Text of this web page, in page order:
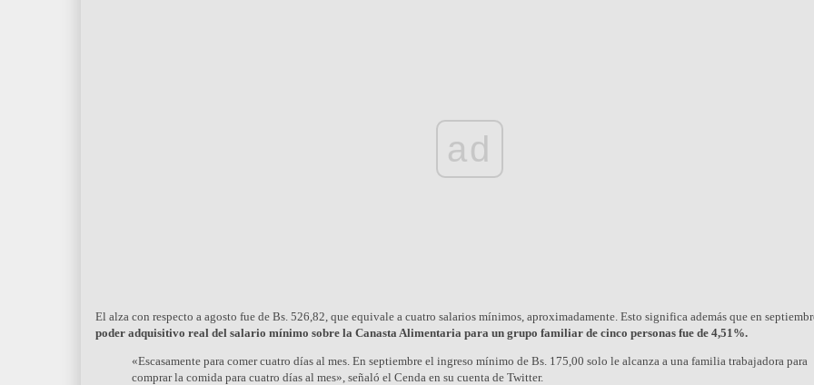
ad
El alza con respecto a agosto fue de Bs. 526,82, que equivale a cuatro salarios mínimos, aproximadamente. Esto significa además que en
poder adquisitivo real del salario mínimo sobre la Canasta Alimentaria para un grupo familiar de cinco personas fue de 4,51%.
«Escasamente para comer cuatro días al mes. En septiembre el ingreso mínimo de Bs. 175,00 solo le alcanza a una familia trabajadora para
comprar la comida para cuatro días al mes», señaló el Cenda en su cuenta de Twitter.